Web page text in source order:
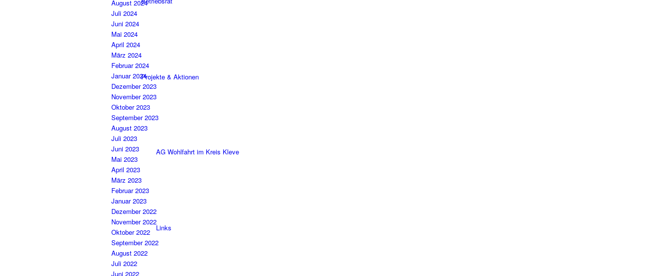
Projekte & Aktionen
AG Wohlfahrt im Kreis Kleve
Links
August 2024
Juli 2024
Juni 2024
Mai 2024
April 2024
März 2024
Februar 2024
Januar 2024
Dezember 2023
November 2023
Oktober 2023
September 2023
August 2023
Juli 2023
Juni 2023
Mai 2023
April 2023
März 2023
Februar 2023
Januar 2023
Dezember 2022
November 2022
Oktober 2022
September 2022
August 2022
Juli 2022
Juni 2022